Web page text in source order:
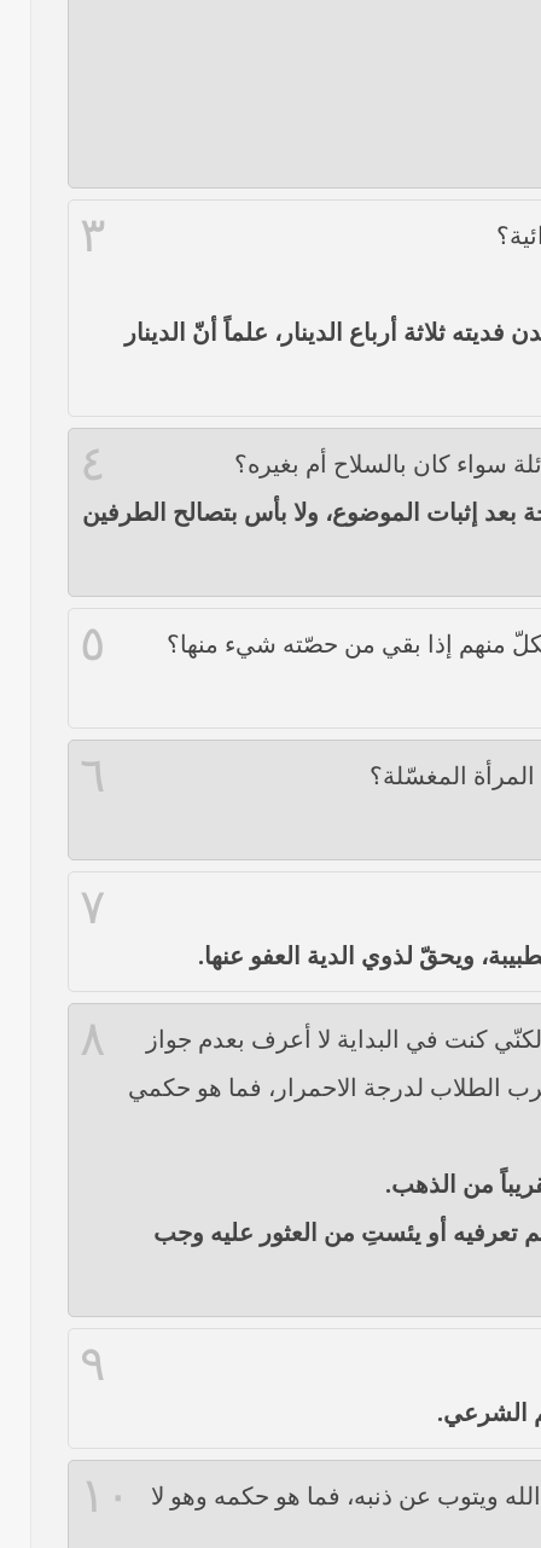
٣
ثلاثة أرباع الدينار، علماً أنّ الدينار
٤
سواء كان بالسلاح أم بغيره؟
إثبات الموضوع، ولا بأس بتصالح الطرفين
٥ منهم إذا بقي من حصّته شيء منها؟
٦ المغسّلة؟
٧
ويحقّ لذوي الدية العفو عنها.
٨
كنت في البداية لا أعرف بعدم جواز
الطلاب لدرجة الاحمرار، فما هو حكمي
من الذهب.
تعرفيه أو يئستِ من العثور عليه وجب
٩
الشرعي.
١٠ ويتوب عن ذنبه، فما هو حكمه وهو لا